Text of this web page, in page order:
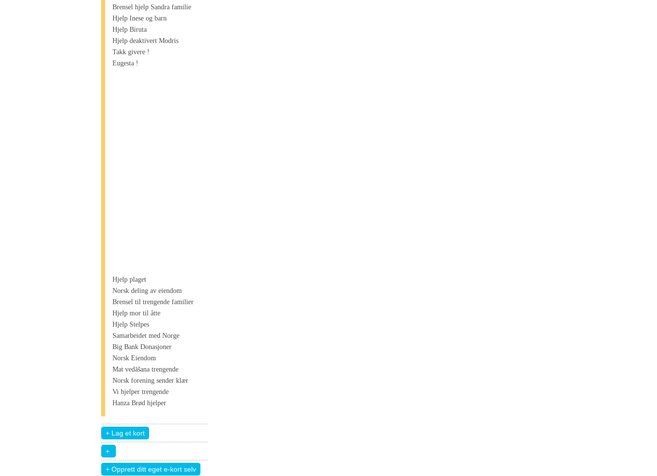
Brensel hjelp Sandra familie
Hjelp Inese og barn
Hjelp Biruta
Hjelp deaktivert Modris
Takk givere !
Eugesta !
Hjelp plaget
Norsk deling av eiendom
Brensel til trengende familier
Hjelp mor til åtte
Hjelp Stelpes
Samarbeidet med Norge
Big Bank Donasjoner
Norsk Eiendom
Mat vedāšana trengende
Norsk forening sender klær
Vi hjelper trengende
Hanza Brød hjelper